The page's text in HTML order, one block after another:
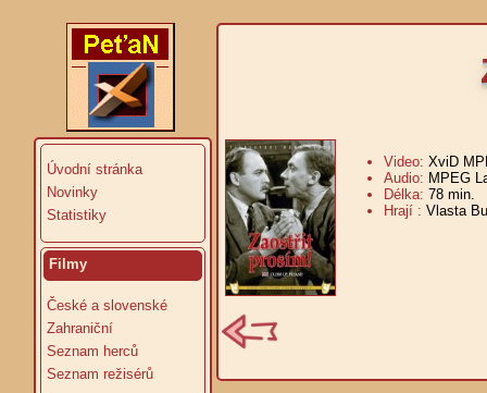
Úvodní stránka
Novinky
Statistiky
Filmy
České a slovenské
Zahraniční
Seznam herců
Seznam režisérů
Video: XviD
Audio: MPEG
Délka: 78 min.
Hrají : Vlasta